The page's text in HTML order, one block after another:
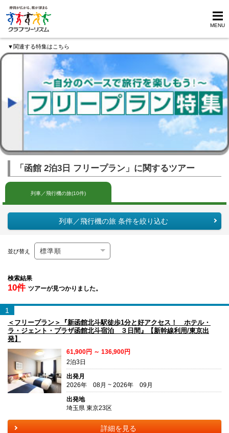
MENU
▼関連する特集はこちら
「函館 2泊3日 フリープラン」に関するツアー
列車／飛行機の旅(10件)
列車／飛行機の旅 条件を絞り込む
並び替え
検索結果
10件 ツアーが見つかりました。
1
＜フリープラン＞『新函館北斗駅徒歩1分と好アクセス！ ホテル・
ラ・ジェント・プラザ函館北斗宿泊 ３日間』【新幹線利用/東京出
発】
61,900円 ～ 136,900円
2泊3日
出発月
2026年 08月 ~ 2026年 09月
出発地
埼玉県 東京23区
詳細を見る